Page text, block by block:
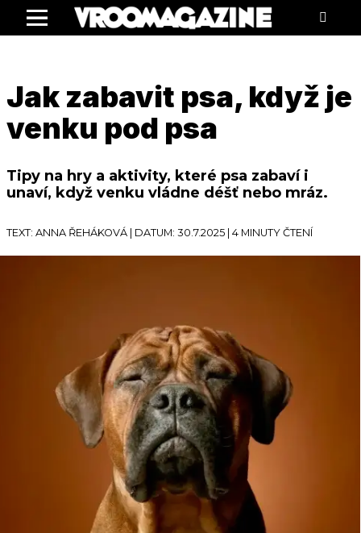
Menu
Jak zabavit psa, když je
venku pod psa
Tipy na hry a aktivity, které psa zabaví i
unaví, když venku vládne déšť nebo mráz.
TEXT: ANNA ŘEHÁKOVÁ | DATUM: 30.7.2025 | 4 MINUTY ČTENÍ